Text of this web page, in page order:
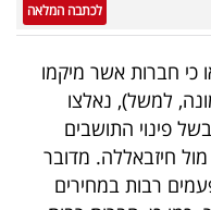
לכתבה המלאה
כי חברות אשר מיקמו
למשל), נאלצו
פינוי התושבים
חיזבאללה. מדובר
רבות במחירים